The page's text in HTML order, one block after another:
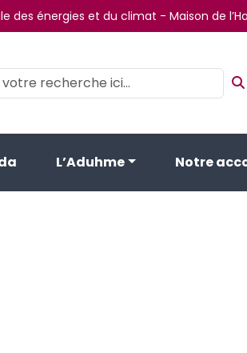
des énergies et du climat - Maison de
L’Aduhme Notre